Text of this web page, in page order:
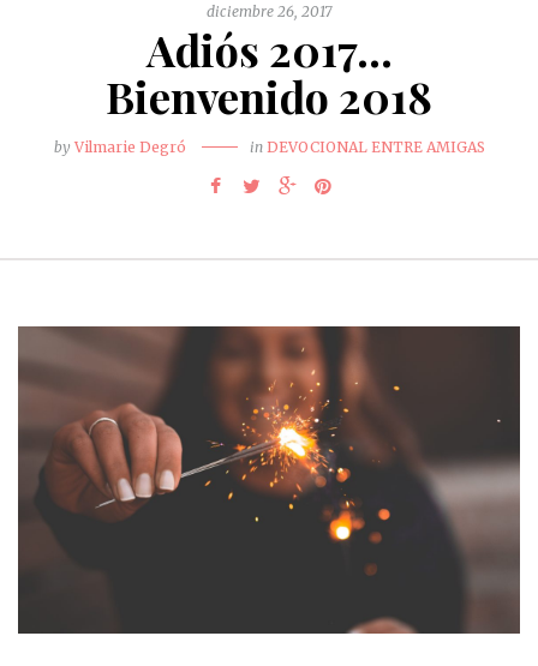
diciembre 26, 2017
Adiós 2017…
Bienvenido 2018
by Vilmarie Degró in DEVOCIONAL ENTRE AMIGAS